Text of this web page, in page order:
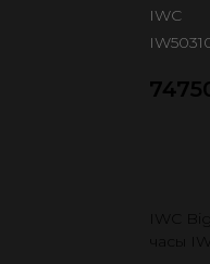
IWC
IWC
часы